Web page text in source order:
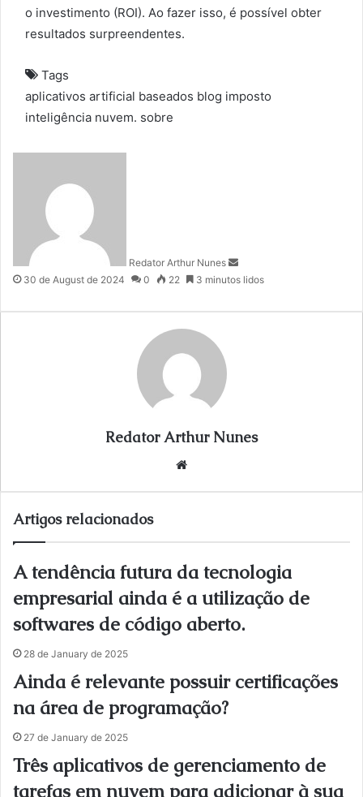
o investimento (ROI). Ao fazer isso, é possível obter
resultados surpreendentes.
Tags
aplicativos artificial baseados blog imposto
inteligência nuvem. sobre
Redator Arthur Nunes
m
i
30 de August de 2024 0 22 3 minutos lidos
Redator Arthur Nunes
Artigos relacionados
A tendência futura da tecnologia
empresarial ainda é a utilização de
softwares de código aberto.
28 de January de 2025
Ainda é relevante possuir certificações
na área de programação?
27 de January de 2025
Três aplicativos de gerenciamento de
tarefas em nuvem para adicionar à sua